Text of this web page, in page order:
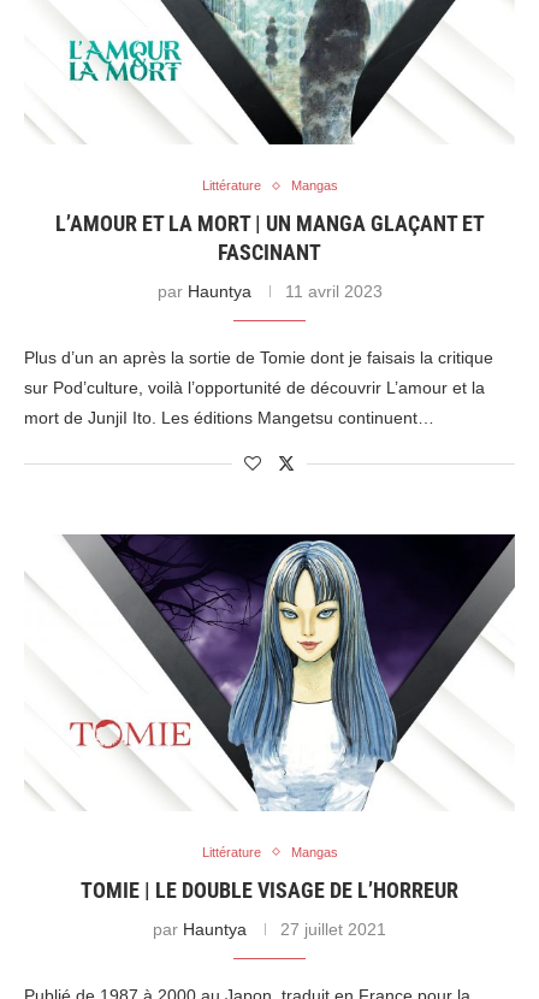
Littérature Mangas
L’AMOUR ET LA MORT | UN MANGA GLAÇANT ET
FASCINANT
par Hauntya 11 avril 2023
Plus d’un an après la sortie de Tomie dont je faisais la critique
sur Pod’culture, voilà l’opportunité de découvrir L’amour et la
mort de JunjiI Ito. Les éditions Mangetsu continuent…
Littérature Mangas
TOMIE | LE DOUBLE VISAGE DE L’HORREUR
par Hauntya 27 juillet 2021